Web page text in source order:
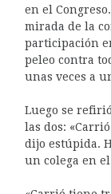
en el
mirada de la
participación
peleo contra
unas veces a
Luego se
las dos:
dijo estúpida.
un colega en